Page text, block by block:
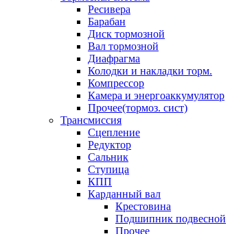
Ресивера
Барабан
Диск тормозной
Вал тормозной
Диафрагма
Колодки и накладки торм.
Компрессор
Камера и энергоаккумулятор
Прочее(тормоз. сист)
Трансмиссия
Сцепление
Редуктор
Сальник
Ступица
КПП
Карданный вал
Крестовина
Подшипник подвесной
Прочее